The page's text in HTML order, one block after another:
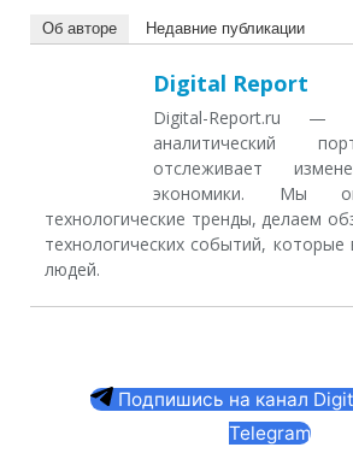
Об авторе Недавние публикации
Digital Report
Digital-Report.ru —
аналитический
отслеживает
экономики. Мы
технологические тренды, делаем
технологических событий,
людей.
Подпишись на канал
Telegram